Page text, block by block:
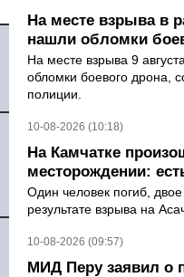
На месте взрыва в
нашли обломки
На месте взрыва 9
обломки боевого дрона,
полиции.
10-08-2026 (10:18)
На Камчатке
месторождении:
Один человек погиб,
результате взрыва на
10-08-2026 (09:57)
МИД Перу заявил о